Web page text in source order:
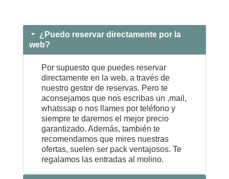
¿Puedo reservar directamente por la
web?
Por supuesto que puedes reservar
directamente en la web, a través de
nuestro gestor de reservas. Pero te
aconsejamos que nos escribas un ,mail,
whatssap o nos llames por teléfono y
siempre te daremos el mejor precio
garantizado. Además, también te
recomendamos que mires nuestras
ofertas, suelen ser pack ventajosos. Te
regalamos las entradas al molino.